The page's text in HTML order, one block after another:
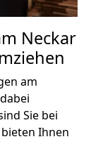
Neckar
am
Sie bei
Ihnen